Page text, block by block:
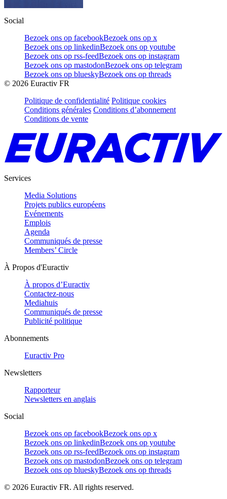
Social
Bezoek ons op facebookBezoek ons op x
Bezoek ons op linkedinBezoek ons op youtube
Bezoek ons op rss-feedBezoek ons op instagram
Bezoek ons op mastodonBezoek ons op telegram
Bezoek ons op blueskyBezoek ons op threads
© 2026 Euractiv FR
Politique de confidentialité Politique cookies
Conditions générales Conditions d’abonnement
Conditions de vente
Services
Media Solutions
Projets publics européens
Evénements
Emplois
Agenda
Communiqués de presse
Members’ Circle
À Propos d'Euractiv
À propos d’Euractiv
Contactez-nous
Mediahuis
Communiqués de presse
Publicité politique
Abonnements
Euractiv Pro
Newsletters
Rapporteur
Newsletters en anglais
Social
Bezoek ons op facebookBezoek ons op x
Bezoek ons op linkedinBezoek ons op youtube
Bezoek ons op rss-feedBezoek ons op instagram
Bezoek ons op mastodonBezoek ons op telegram
Bezoek ons op blueskyBezoek ons op threads
© 2026 Euractiv FR. All rights reserved.